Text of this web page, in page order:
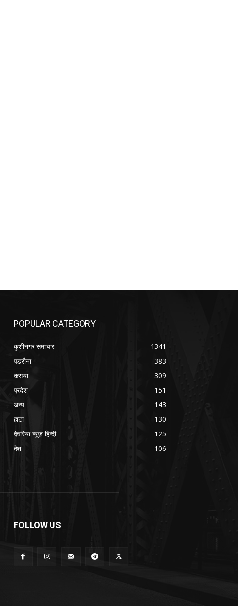
POPULAR CATEGORY
कुशीनगर समाचार
1341
पडरौना
383
कसया
309
प्रदेश
151
अन्य
143
हाटा
130
देवरिया न्यूज़ हिन्दी
125
देश
106
FOLLOW US